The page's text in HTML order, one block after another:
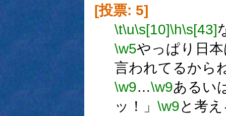
[投票: 5]
\t\u\s[10]\h\s[43]
\w5やっぱり日
言われてるから
\w9…\w9あるい
ッ！」 \w9と考